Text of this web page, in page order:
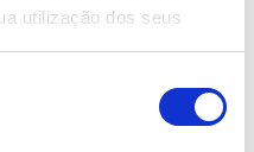
utilização dos seus
em Leiria